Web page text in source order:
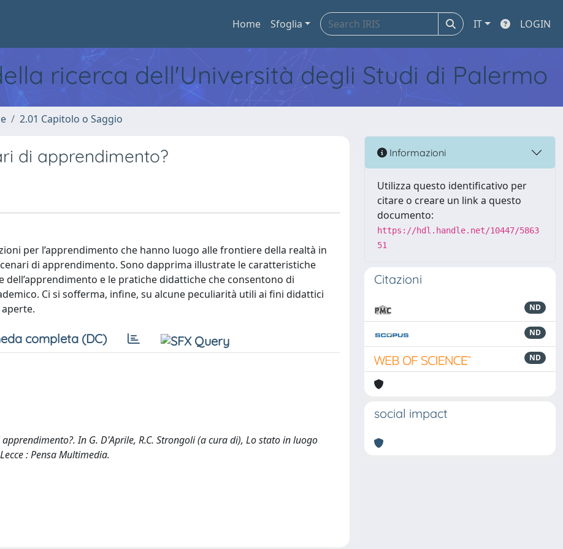
Home Sfoglia IT LOGIN
ricerca dell'Università degli Studi di Palermo
2.01 Capitolo o Saggio
di apprendimento?
per l’apprendimento che hanno luogo alle frontiere della realtà in
di apprendimento. Sono dapprima illustrate le caratteristiche
e le pratiche didattiche che consentono di
Ci si sofferma, infine, su alcune peculiarità utili ai fini didattici
completa (DC)
In G. D'Aprile, R.C. Strongoli (a cura di), Lo stato in luogo
: Pensa Multimedia.
Informazioni
Utilizza questo identificativo per
citare o creare un link a questo
documento:
https://hdl.handle.net/10447/5863
51
Citazioni
ND
ND
ND
social impact